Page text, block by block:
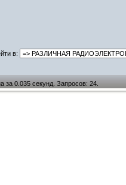
в:
за 0.035 секунд. Запросов: 24.